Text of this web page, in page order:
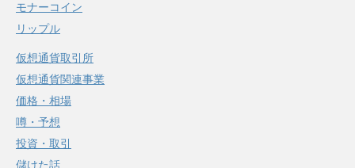
モナーコイン
リップル
仮想通貨取引所
仮想通貨関連事業
価格・相場
噂・予想
投資・取引
儲けた話